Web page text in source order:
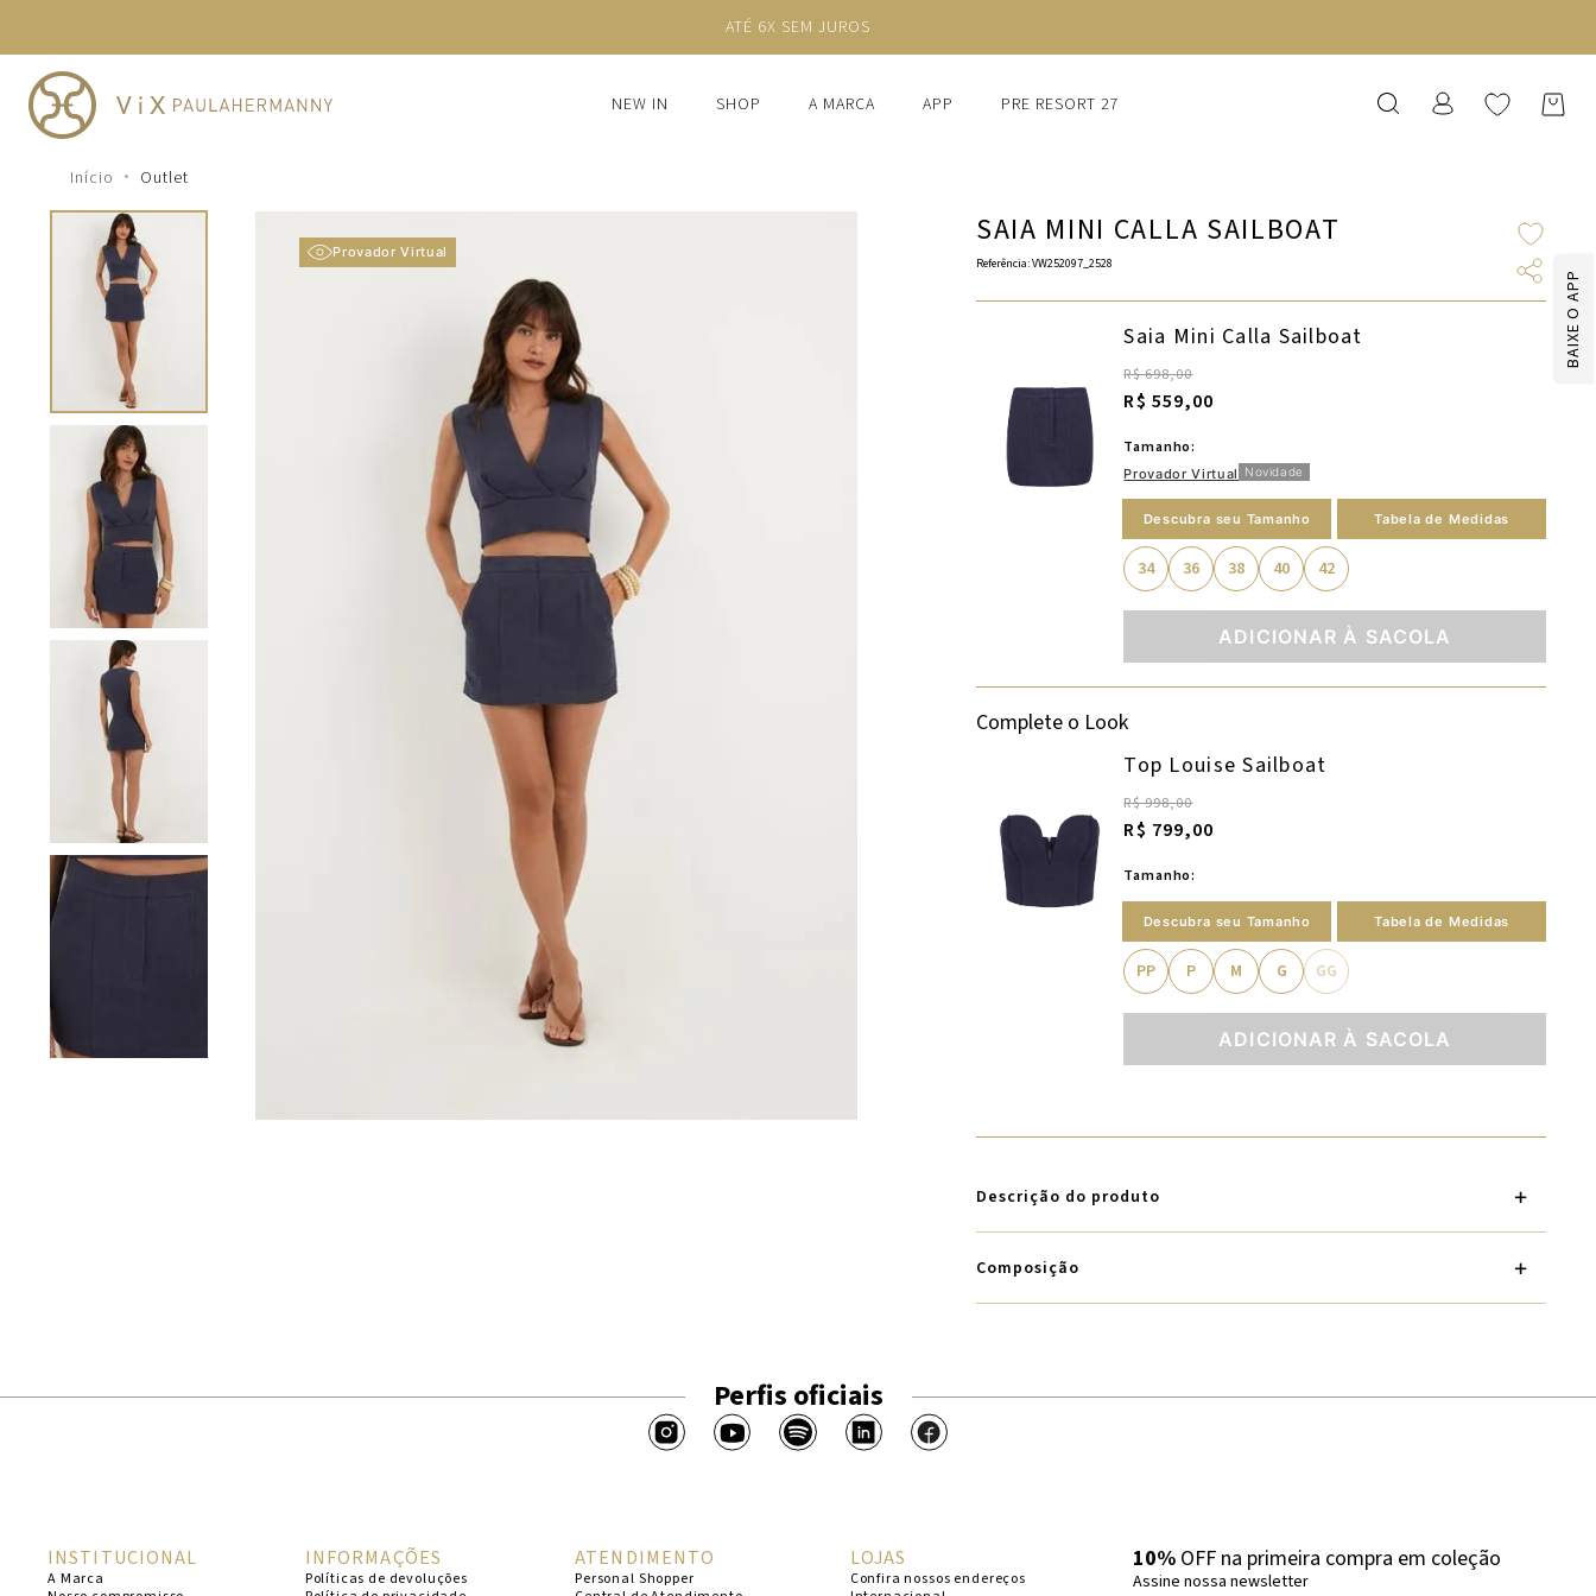
BAIXE O APP
FRETE GRÁTIS ACIMA DE R$1.250
NEW IN SHOP A MARCA APP PRE RESORT 27
Outlet
Provador Virtual
SAIA MINI CALLA SAILBOAT
Referência:VW252097_2528
Saia Mini Calla Sailboat
R$ 698,00
R$ 559,00
Tamanho:
Provador Virtual Novidade
Descubra seu Tamanho Tabela de Medidas
34 36 38 40 42
ADICIONAR À SACOLA
Complete o Look
Top Louise Sailboat
R$ 998,00
R$ 799,00
Tamanho:
Descubra seu Tamanho Tabela de Medidas
PP P M G GG
ADICIONAR À SACOLA
Descrição do produto
Composição
Perfis oficiais
INSTITUCIONAL
A Marca
INFORMAÇÕES
Políticas de devoluções
ATENDIMENTO
Personal Shopper
LOJAS
Confira nossos endereços
10%OFF na primeira compra em coleção
Assine nossa newsletter
cheeky
2º
vestido
vestido curto
biquini
calcinha